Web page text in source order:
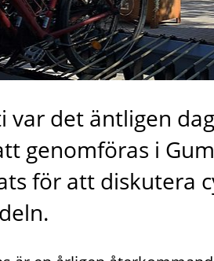
var det äntligen
genomföras i
för att diskutera